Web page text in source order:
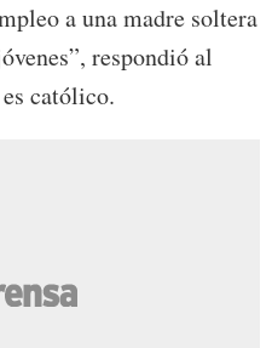
a una madre soltera
respondió al
católico.